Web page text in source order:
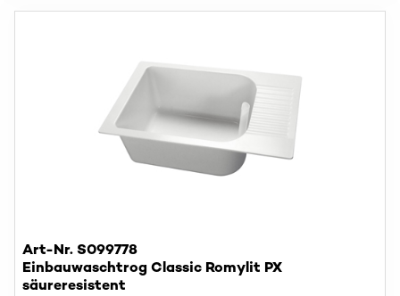
Art-Nr. S099778
Einbauwaschtrog Classic Romylit PX
säureresistent